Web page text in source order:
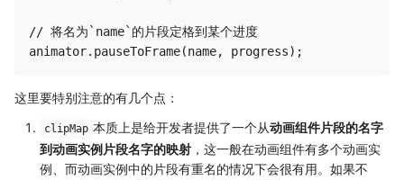
// 将名为`name`的片段定格到某个进度
这里要特别注意的有几个点：
clipMap 本质上是给开发者提供了一个从动画组件片段的名字
到动画实例片段名字的映射 ，这一般在动画组件有多个动画实
例、而动画实例中的片段有重名的情况下会很有用。如果不